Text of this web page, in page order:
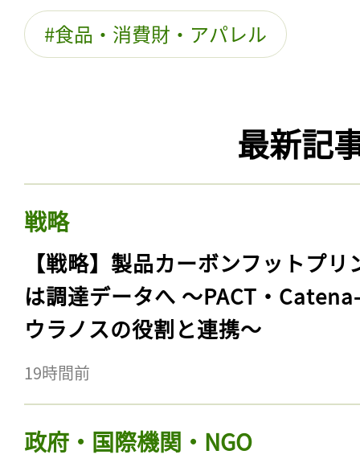
食品・消費財・アパレル
最新記
戦略
【戦略】製品カーボンフットプリ
は調達データへ 〜PACT・
ウラノスの役割と連携〜
19時間前
政府・国際機関・NGO